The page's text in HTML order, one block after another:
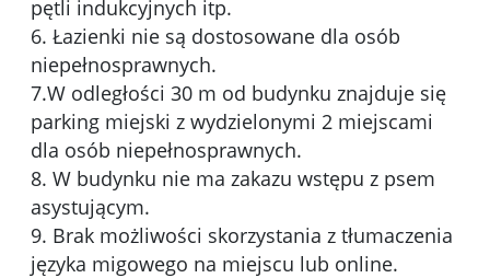
pętli indukcyjnych itp.
6. Łazienki nie są dostosowane dla osób
niepełnosprawnych.
7.W odległości 30 m od budynku znajduje się
parking miejski z wydzielonymi 2 miejscami
dla osób niepełnosprawnych.
8. W budynku nie ma zakazu wstępu z psem
asystującym.
9. Brak możliwości skorzystania z tłumaczenia
języka migowego na miejscu lub online.